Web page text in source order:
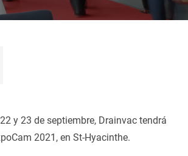
y 23 de septiembre, Drainvac tendrá
2021, en St-Hyacinthe.